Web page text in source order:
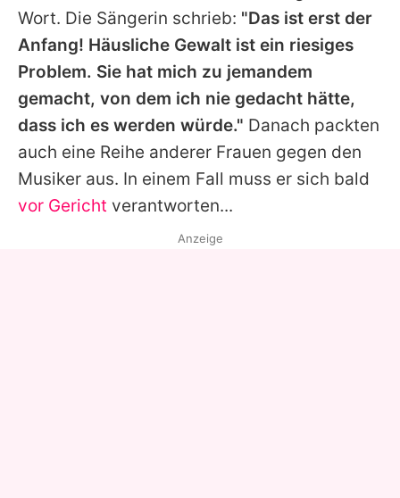
Redaktionelle Richtlinien
Impressum
Datenschutzerklärung
Utiq verwalten
Wort. Die Sängerin schrieb: "Das ist erst der
Anfang! Häusliche Gewalt ist ein riesiges
Problem. Sie hat mich zu jemandem
gemacht, von dem ich nie gedacht hätte,
dass ich es werden würde." Danach packten
auch eine Reihe anderer Frauen gegen den
Musiker aus. In einem Fall muss er sich bald
vor Gericht verantworten...
Anzeige